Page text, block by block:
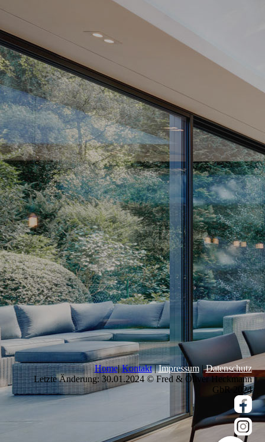
Home|Kontakt|Impressum|Datenschutz
Letzte Änderung: 30.01.2024 © Fred & Oliver Heckmann
GbR 2024